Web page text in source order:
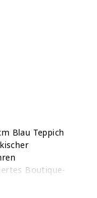
Blau Teppich
Boutique-
Teppichen und